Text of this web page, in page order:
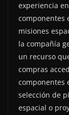
experiencia
componentes
misiones
la compañía
un recurso
compras
componentes
selección de
espacial o